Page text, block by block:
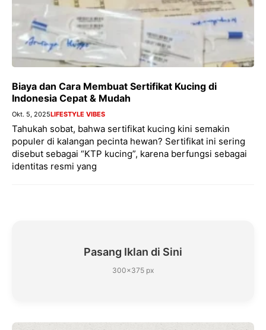
Biaya dan Cara Membuat Sertifikat Kucing di
Indonesia Cepat & Mudah
Okt. 5, 2025LIFESTYLE VIBES
Tahukah sobat, bahwa sertifikat kucing kini semakin
populer di kalangan pecinta hewan? Sertifikat ini sering
disebut sebagai “KTP kucing”, karena berfungsi sebagai
identitas resmi yang
Pasang Iklan di Sini
300×375 px